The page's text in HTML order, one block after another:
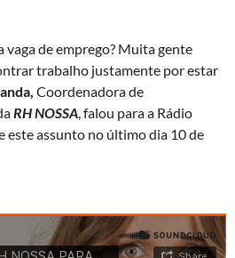
de emprego? Muita gente
trabalho justamente por estar
Coordenadora de
RH NOSSA, falou para a Rádio
este assunto no último dia 10 de